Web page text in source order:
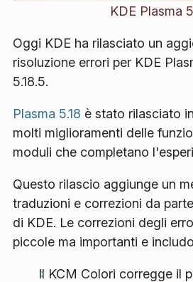
KDE Plasma
Oggi KDE ha rilasciato un
risoluzione errori per KDE
5.18.5.
Plasma 5.18 è stato rilasciato
molti miglioramenti delle
moduli che completano
Questo rilascio aggiunge un
traduzioni e correzioni da
di KDE. Le correzioni degli
piccole ma importanti e
Il KCM Colori corregge il